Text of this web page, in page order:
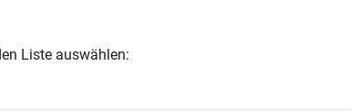
Liste auswählen: